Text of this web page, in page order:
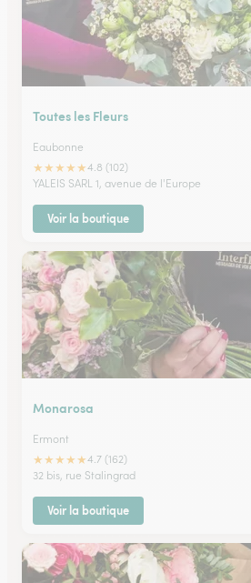
Toutes les Fleurs
Eaubonne
★★★★★4.8 (102)
YALEIS SARL 1, avenue de l'Europe
Voir la boutique
Monarosa
Ermont
★★★★★4.7 (162)
32 bis, rue Stalingrad
Voir la boutique